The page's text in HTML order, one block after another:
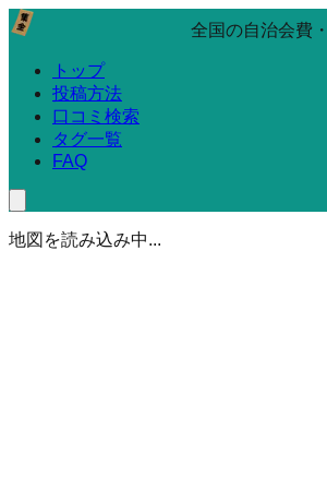
全国の自治会費
トップ
投稿方法
口コミ検索
タグ一覧
FAQ
地図を読み込み中...